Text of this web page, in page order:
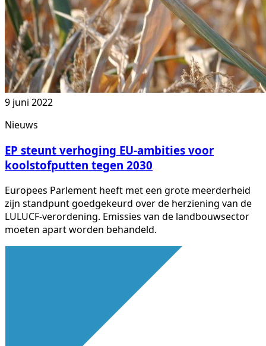
9 juni 2022
Nieuws
EP steunt verhoging EU-ambities voor
koolstofputten tegen 2030
Europees Parlement heeft met een grote meerderheid
zijn standpunt goedgekeurd over de herziening van de
LULUCF-verordening. Emissies van de landbouwsector
moeten apart worden behandeld.